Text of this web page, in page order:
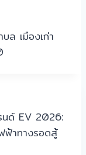
ล เมืองเก่า
รนด์ EV 2026:
ฟ้าทางรอดสู้